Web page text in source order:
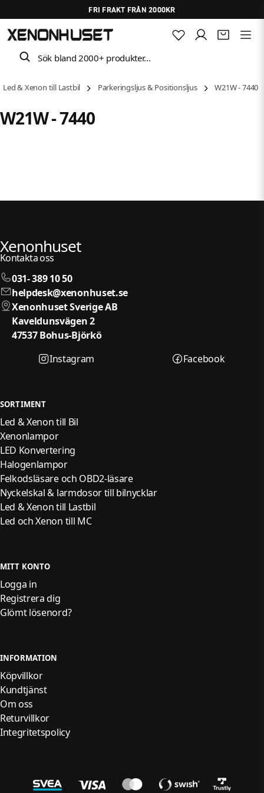
FRI FRAKT FRÅN 2000KR
Sök bland 2000+ produkter…
Led & Xenon till Lastbil Parkeringsljus & Positionsljus W21W - 7440
W21W - 7440
Xenonhuset
Kontakta oss
031- 389 10 50
helpdesk@xenonhuset.se
Xenonhuset Sverige AB
Kaveldunsvägen 2
47537 Bohus-Björkö
Instagram
Facebook
SORTIMENT
Led & Xenon till Bil
Xenonlampor
LED Konvertering
Halogenlampor
Felkodsläsare och OBD2-läsare
Nyckelskal & larmdosor till bilnycklar
Led & Xenon till Lastbil
Led och Xenon till MC
MITT KONTO
Logga in
Registrera dig
Glömt lösenord?
INFORMATION
Köpvillkor
Kundtjänst
Om oss
Returvillkor
Integritetspolicy